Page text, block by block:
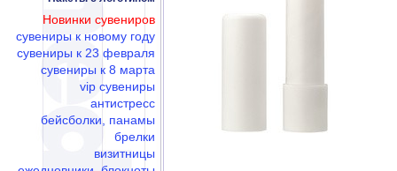
Новинки сувениров
сувениры к новому году
сувениры к 23 февраля
сувениры к 8 марта
vip сувениры
антистресс
бейсболки, панамы
брелки
визитницы